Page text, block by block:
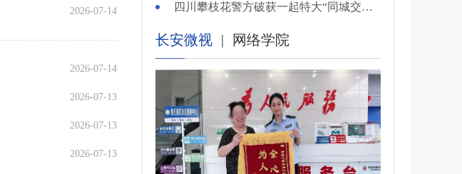
2026-07-14
2026-07-14
2026-07-13
2026-07-13
2026-07-13
四川攀枝花警方破获一起特大“同城交友”电信网络诈骗案
长安微视 | 网络学院